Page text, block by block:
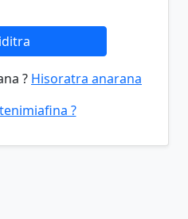
? Hisoratra anarana
?